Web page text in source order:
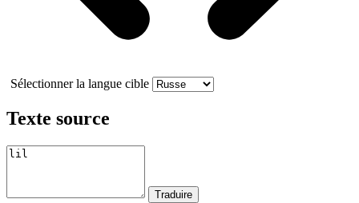
Sélectionner la langue cible
Texte source